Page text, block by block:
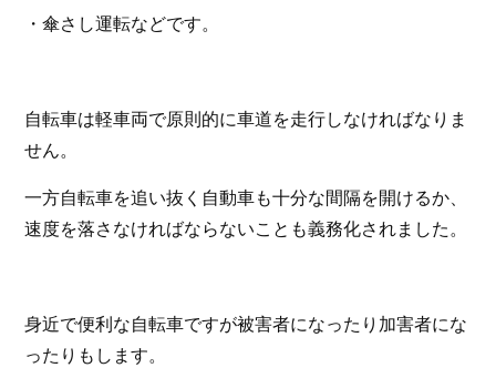
・傘さし運転などです。
自転車は軽車両で原則的に車道を走行しなければなりま
せん。
一方自転車を追い抜く自動車も十分な間隔を開けるか、
速度を落さなければならないことも義務化されました。
身近で便利な自転車ですが被害者になったり加害者にな
ったりもします。